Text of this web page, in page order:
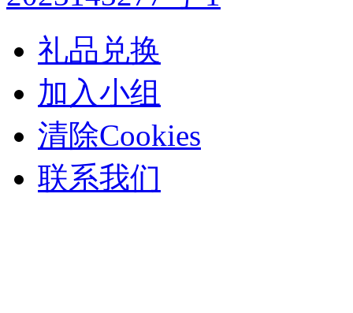
礼品兑换
加入小组
清除Cookies
联系我们